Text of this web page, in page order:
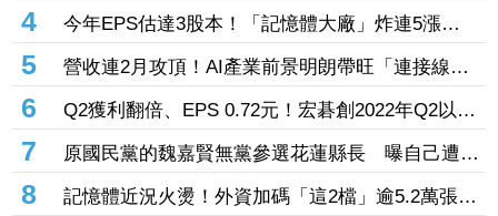
廠」7月營收創4年半新高 1.6T光通訊開始貢獻營
收
4
今年EPS估達3股本！「記憶體大廠」炸連5漲
44% 外資卻砍近1.8萬張抱回31.5億元
5
營收連2月攻頂！AI產業前景明朗帶旺「連接線束
大廠」成長 外資目標價喊上3665元
6
Q2獲利翻倍、EPS 0.72元！宏碁創2022年Q2以來
新高 9月IFA將發表AI PC新品
7
原國民黨的魏嘉賢無黨參選花蓮縣長 曝自己遭打
壓當花蓮市長水塔還被投毒「次氯酸鈉」
8
記憶體近況火燙！外資加碼「這2檔」逾5.2萬張